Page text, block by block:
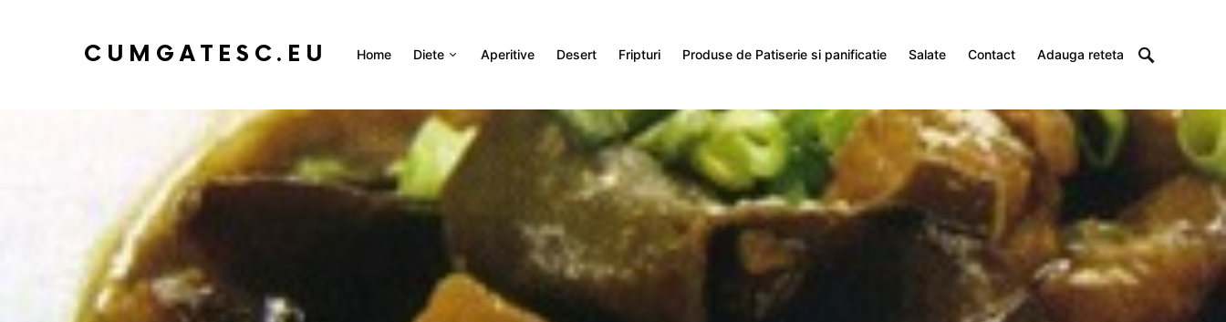
CUMGATESC.EU Home Diete Aperitive Desert Fripturi Produse de Patiserie si panificatie Salate Contact Adauga reteta